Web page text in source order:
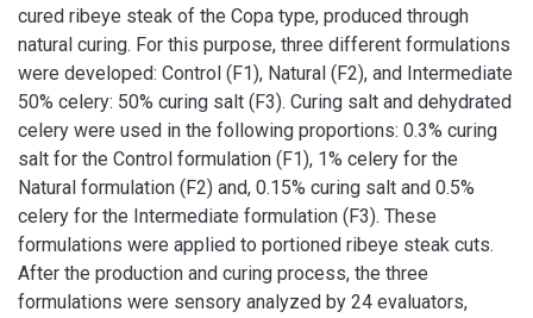
cured ribeye steak of the Copa type, produced through
natural curing. For this purpose, three different formulations
were developed: Control (F1), Natural (F2), and Intermediate
50% celery: 50% curing salt (F3). Curing salt and dehydrated
celery were used in the following proportions: 0.3% curing
salt for the Control formulation (F1), 1% celery for the
Natural formulation (F2) and, 0.15% curing salt and 0.5%
celery for the Intermediate formulation (F3). These
formulations were applied to portioned ribeye steak cuts.
After the production and curing process, the three
formulations were sensory analyzed by 24 evaluators,